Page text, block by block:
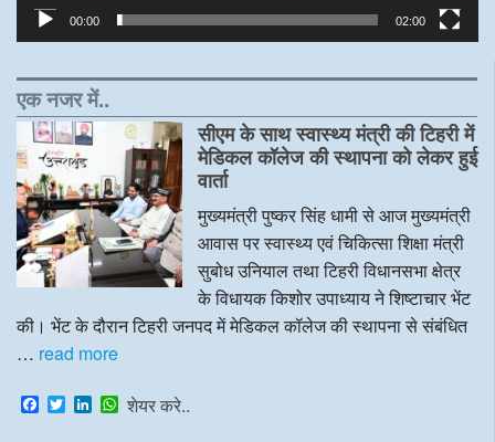
00:00 02:00
एक नजर में..
सीएम के साथ स्वास्थ्य मंत्री की टिहरी में
मेडिकल कॉलेज की स्थापना को लेकर हुई
वार्ता
मुख्यमंत्री पुष्कर सिंह धामी से आज मुख्यमंत्री
आवास पर स्वास्थ्य एवं चिकित्सा शिक्षा मंत्री
सुबोध उनियाल तथा टिहरी विधानसभा क्षेत्र
के विधायक किशोर उपाध्याय ने शिष्टाचार भेंट
की। भेंट के दौरान टिहरी जनपद में मेडिकल कॉलेज की स्थापना से संबंधित
… read more
F
a
T
w
L W
शेयर करे..